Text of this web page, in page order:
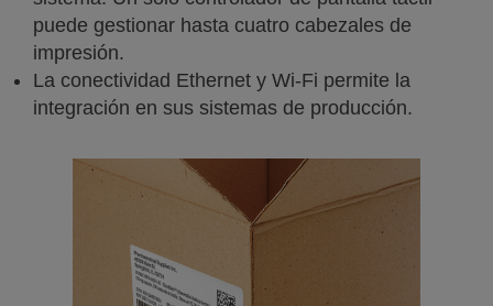
puede gestionar hasta cuatro cabezales de
impresión.
La conectividad Ethernet y Wi-Fi permite la
integración en sus sistemas de producción.